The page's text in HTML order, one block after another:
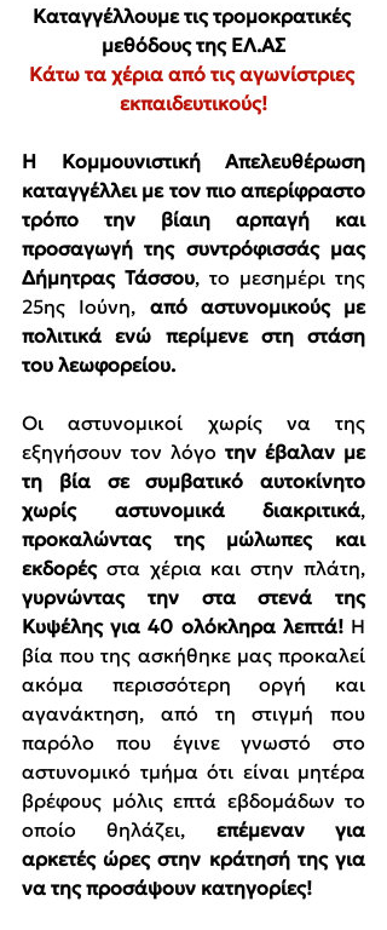
Καταγγέλλουμε τις τρομοκρατικές
μεθόδους της ΕΛ.ΑΣ
Κάτω τα χέρια από τις αγωνίστριες
εκπαιδευτικούς!
Η Κομμουνιστική Απελευθέρωση
καταγγέλλει με τον πιο απερίφραστο
τρόπο την βίαιη αρπαγή και
προσαγωγή της συντρόφισσάς μας
Δήμητρας Τάσσου, το μεσημέρι της
25ης Ιούνη, από αστυνομικούς με
πολιτικά ενώ περίμενε στη στάση
του λεωφορείου.
Οι αστυνομικοί χωρίς να της
εξηγήσουν τον λόγο την έβαλαν με
τη βία σε συμβατικό αυτοκίνητο
χωρίς αστυνομικά διακριτικά
προκαλώντας της μώλωπες και
εκδορές
γυρνώντας την στα στενά της
Κυψέλης για 40 ολόκληρα λεπτά! Η
βία που της ασκήθηκε μας προκαλεί
ακόμα περισσότερη οργή και
αγανάκτηση, από τη στιγμή που
παρόλο που έγινε γνωστό στο
αστυνομικό τμήμα ότι είναι μητέρα
βρέφους μόλις επτά εβδομάδων το
οποίο θηλάζει, επέμεναν για
αρκετές ώρες στην κράτησή της για
να της προσάψουν κατηγορίες!